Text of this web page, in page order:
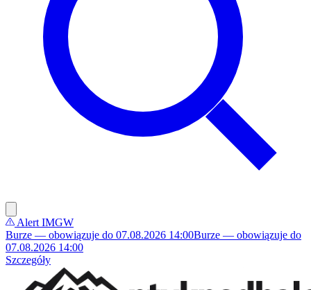
Alert IMGW
Burze — obowiązuje do 07.08.2026 14:00Burze — obowiązuje do
07.08.2026 14:00
Szczegóły